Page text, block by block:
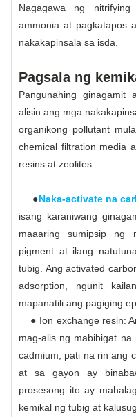
Nagagawa ng
ammonia at pagkatapos
nakakapinsala sa isda.
Pagsala ng
Pangunahing ginagamit
alisin ang mga
organikong pollutant
chemical filtration media
resins at zeolites.
●Naka-activate na
isang karaniwang
maaaring sumipsip ng
pigment at ilang
tubig. Ang activated
adsorption, ngunit
mapanatili ang pagiging
● Ion exchange resin:
mag-alis ng mabibigat
cadmium, pati na rin ang
at sa gayon ay
prosesong ito ay
kemikal ng tubig at